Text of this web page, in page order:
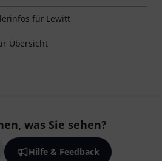
für Lewitt
Übersicht
was Sie sehen?
Hilfe & Feedback